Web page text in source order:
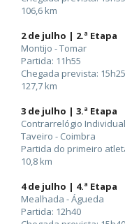
106,6 km
2 de julho | 2.ª Etapa
Montijo - Tomar
Partida: 11h55
Chegada prevista: 15h25
127,7 km
3 de julho | 3.ª Etapa
Contrarrelógio Individual
Taveiro - Coimbra
Partida do primeiro
10,8 km
4 de julho | 4.ª Etapa
Mealhada - Águeda
Partida: 12h40